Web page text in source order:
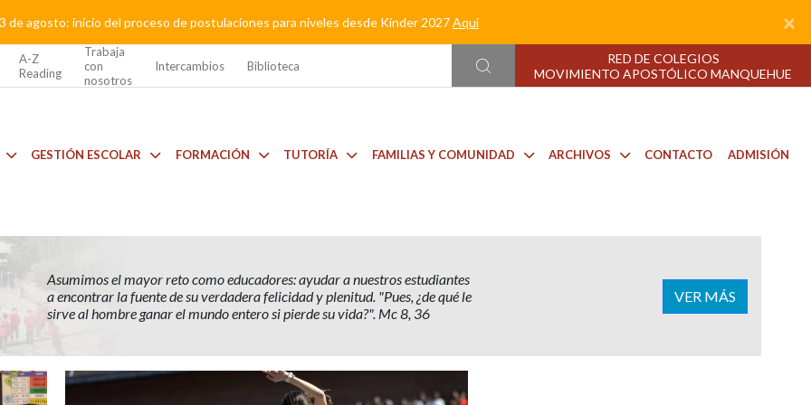
de agosto: inicio del proceso de postulaciones para niveles desde Kínder 2027Aquí ×
A-Z
Reading
Trabaja
con
nosotros
Intercambios Biblioteca
RED DE COLEGIOS
MOVIMIENTO APOSTÓLICO MANQUEHUE
GESTIÓN ESCOLAR FORMACIÓN TUTORÍA FAMILIAS Y COMUNIDAD ARCHIVOS CONTACTO ADMISIÓN
Asumimos el mayor reto como educadores: ayudar a nuestros estudiantes
a encontrar la fuente de su verdadera felicidad y plenitud. "Pues, ¿de qué le
sirve al hombre ganar el mundo entero si pierde su vida?". Mc 8, 36
VER MÁS